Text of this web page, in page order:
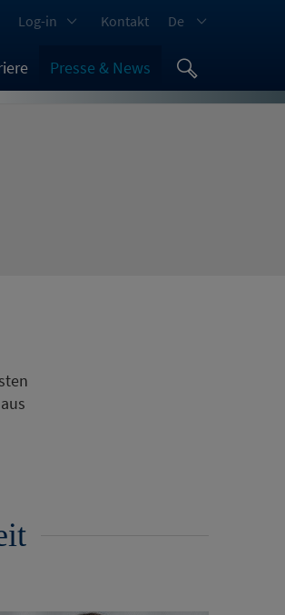
Presse & News
Log-in Kontakt De